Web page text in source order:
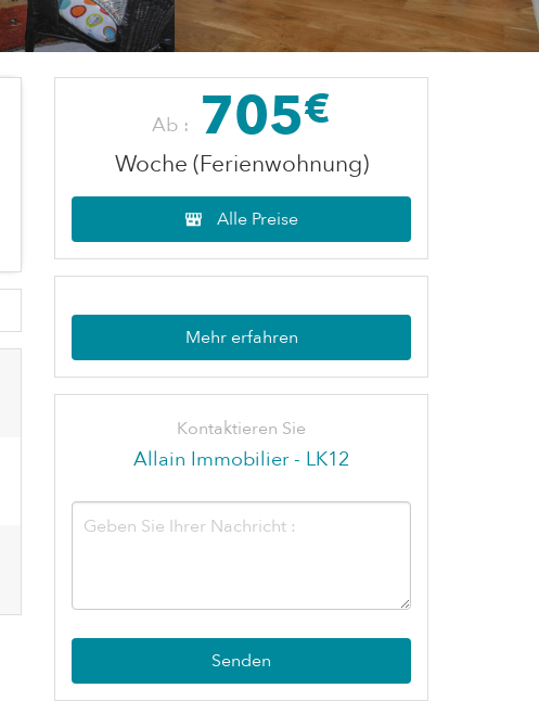
Ab : 705€
Woche (Ferienwohnung)
Alle Preise
Mehr erfahren
Kontaktieren Sie
Allain Immobilier - LK12
Senden